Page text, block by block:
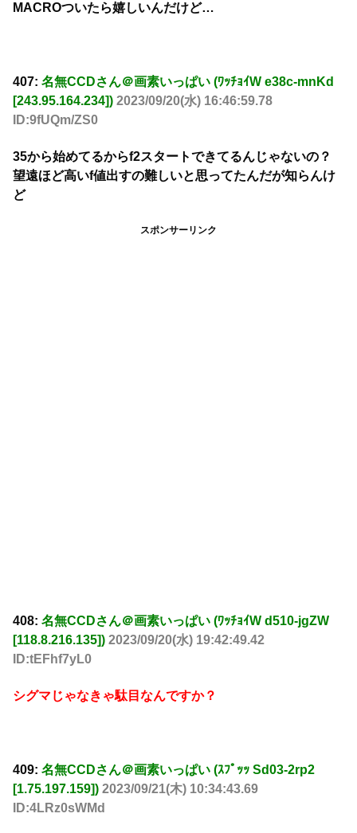
MACROついたら嬉しいんだけど…
407: 名無CCDさん＠画素いっぱい (ﾜｯﾁｮｲW e38c-mnKd
[243.95.164.234]) 2023/09/20(水) 16:46:59.78
ID:9fUQm/ZS0
35から始めてるからf2スタートできてるんじゃないの？
望遠ほど高いf値出すの難しいと思ってたんだが知らんけ
ど
スポンサーリンク
408: 名無CCDさん＠画素いっぱい (ﾜｯﾁｮｲW d510-jgZW
[118.8.216.135]) 2023/09/20(水) 19:42:49.42
ID:tEFhf7yL0
シグマじゃなきゃ駄目なんですか？
409: 名無CCDさん＠画素いっぱい (ｽﾌﾟｯｯ Sd03-2rp2
[1.75.197.159]) 2023/09/21(木) 10:34:43.69
ID:4LRz0sWMd